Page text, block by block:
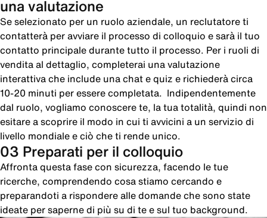
una valutazione
Se selezionato per un ruolo aziendale, un reclutatore ti
contatterà per avviare il processo di colloquio e sarà il tuo
contatto principale durante tutto il processo. Per i ruoli di
vendita al dettaglio, completerai una valutazione
interattiva che include una chat e quiz e richiederà circa
10-20 minuti per essere completata. Indipendentemente
dal ruolo, vogliamo conoscere te, la tua totalità, quindi non
esitare a scoprire il modo in cui ti avvicini a un servizio di
livello mondiale e ciò che ti rende unico.
03 Preparati per il colloquio
Affronta questa fase con sicurezza, facendo le tue
ricerche, comprendendo cosa stiamo cercando e
preparandoti a rispondere alle domande che sono state
ideate per saperne di più su di te e sul tuo background.